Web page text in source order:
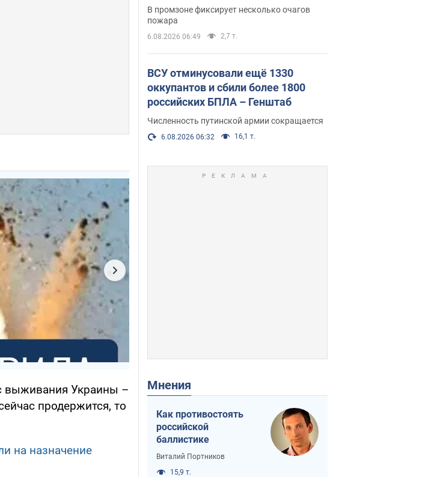
выживания Украины –
продержится, то
на назначение
В промзоне фиксирует несколько очагов
пожара
6.08.2026 06:49 2,7 т.
ВСУ отминусовали ещё 1330
оккупантов и сбили более 1800
российских БПЛА – Генштаб
Численность путинской армии сокращается
6.08.2026 06:32 16,1 т.
Мнения
Как противостоять
российской
баллистике
Виталий Портников
15,9 т.